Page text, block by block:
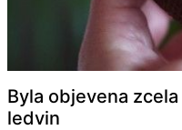
Byla objevena
ledvin